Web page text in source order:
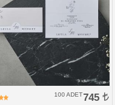
745
100 ADET